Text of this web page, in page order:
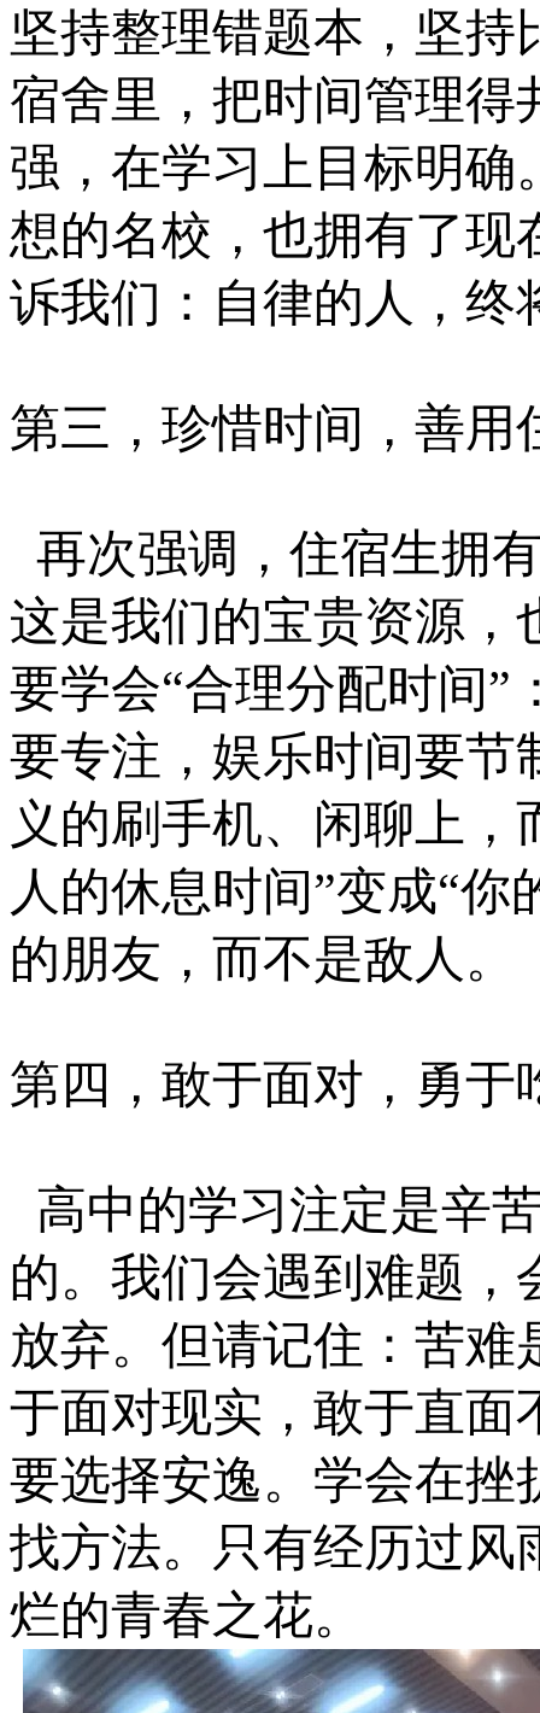
坚持整理错题本，坚
宿舍里，把时间管理得
强，在学习上目标明确
想的名校，也拥有了现
诉我们：自律的人，终
第三，珍惜时间，善用
再次强调，住宿生拥
这是我们的宝贵资源，
要学会“合理分配时间”
要专注，娱乐时间要节
义的刷手机、闲聊上
人的休息时间”变成“
的朋友，而不是敌人。
第四，敢于面对，勇于
高中的学习注定是辛
的。我们会遇到难题，
放弃。但请记住：苦难
于面对现实，敢于直面
要选择安逸。学会在挫
找方法。只有经历过风
烂的青春之花。